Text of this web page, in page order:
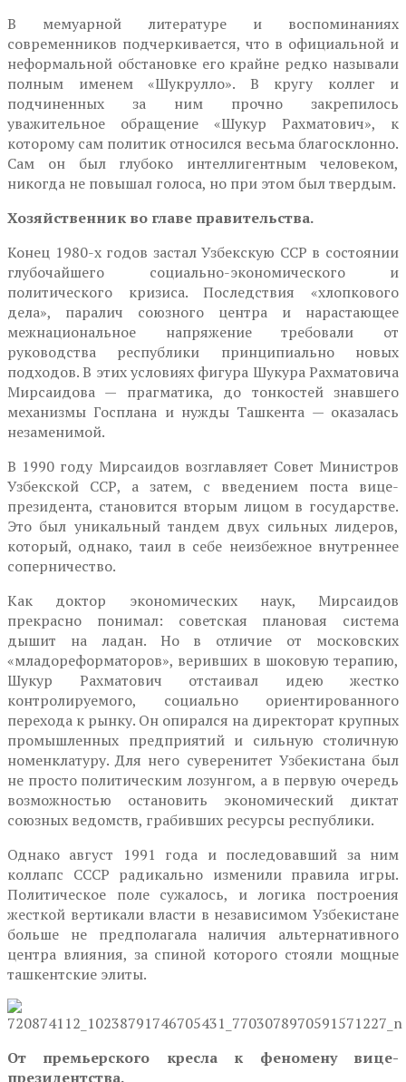
В мемуарной литературе и воспоминаниях
современников подчеркивается, что в официальной и
неформальной обстановке его крайне редко называли
полным именем «Шукрулло». В кругу коллег и
подчиненных за ним прочно закрепилось
уважительное обращение «Шукур Рахматович», к
которому сам политик относился весьма благосклонно.
Сам он был глубоко интеллигентным человеком,
никогда не повышал голоса, но при этом был твердым.
Хозяйственник во главе правительства.
Конец 1980-х годов застал Узбекскую ССР в состоянии
глубочайшего социально-экономического и
политического кризиса. Последствия «хлопкового
дела», паралич союзного центра и нарастающее
межнациональное напряжение требовали от
руководства республики принципиально новых
подходов. В этих условиях фигура Шукура Рахматовича
Мирсаидова — прагматика, до тонкостей знавшего
механизмы Госплана и нужды Ташкента — оказалась
незаменимой.
В 1990 году Мирсаидов возглавляет Совет Министров
Узбекской ССР, а затем, с введением поста вице-
президента, становится вторым лицом в государстве.
Это был уникальный тандем двух сильных лидеров,
который, однако, таил в себе неизбежное внутреннее
соперничество.
Как доктор экономических наук, Мирсаидов
прекрасно понимал: советская плановая система
дышит на ладан. Но в отличие от московских
«младореформаторов», веривших в шоковую терапию,
Шукур Рахматович отстаивал идею жестко
контролируемого, социально ориентированного
перехода к рынку. Он опирался на директорат крупных
промышленных предприятий и сильную столичную
номенклатуру. Для него суверенитет Узбекистана был
не просто политическим лозунгом, а в первую очередь
возможностью остановить экономический диктат
союзных ведомств, грабивших ресурсы республики.
Однако август 1991 года и последовавший за ним
коллапс СССР радикально изменили правила игры.
Политическое поле сужалось, и логика построения
жесткой вертикали власти в независимом Узбекистане
больше не предполагала наличия альтернативного
центра влияния, за спиной которого стояли мощные
ташкентские элиты.
От премьерского кресла к феномену вице-
президентства.